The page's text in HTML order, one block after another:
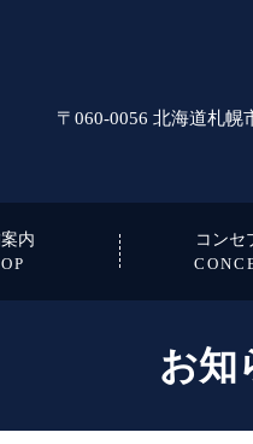
〒060-0056 北海道札幌
内
コンセ
お知